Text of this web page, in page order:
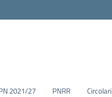
2021/27 PNRR Circolari